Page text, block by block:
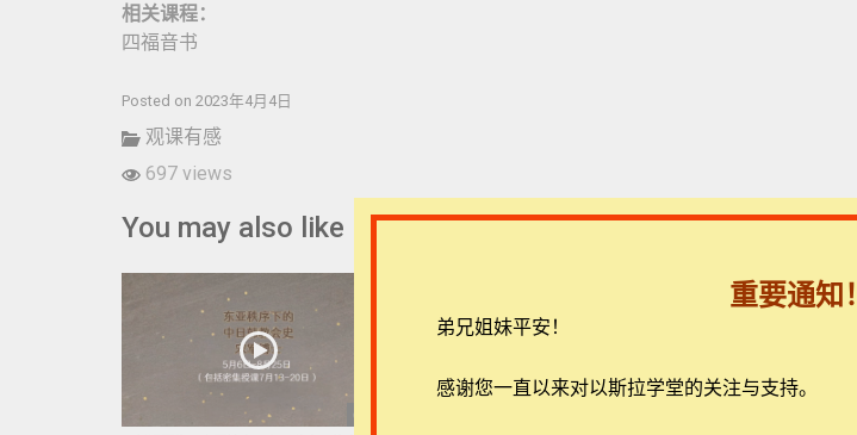
相关课程：
四福音书
Posted on 2023年4月4日
观课有感
697 views
You may also like
重要通知！
弟兄姐妹平安！
感谢您一直以来对以斯拉学堂的关注与支持。